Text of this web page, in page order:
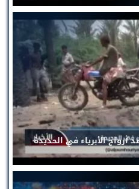
أرواح الأبرياء في الحديدة